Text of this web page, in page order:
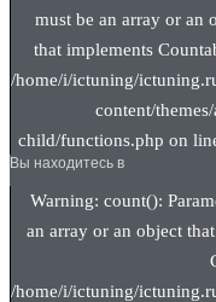
must be an array or an
that implements
/home/i/ictuning/
content/
child/functions.php on
Вы находитесь в
Warning: count():
an array or an object
/home/i/ictuning/